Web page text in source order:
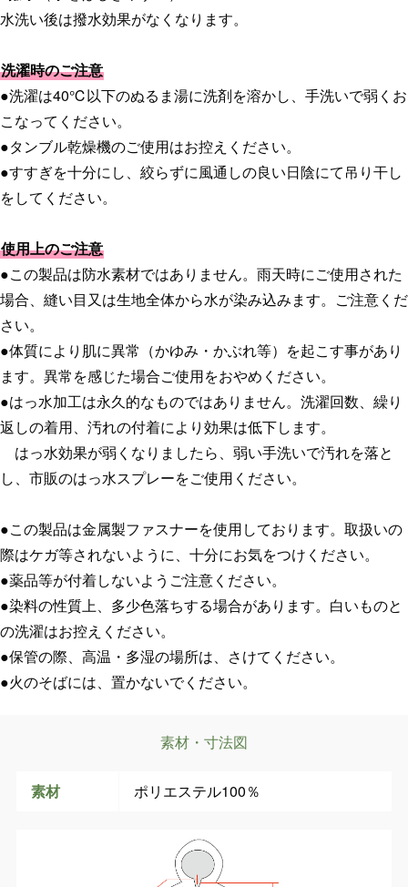
水洗い後は撥水効果がなくなります。
洗濯時のご注意
●洗濯は40℃以下のぬるま湯に洗剤を溶かし、手洗いで弱くお
こなってください。
●タンブル乾燥機のご使用はお控えください。
●すすぎを十分にし、絞らずに風通しの良い日陰にて吊り干し
をしてください。
使用上のご注意
●この製品は防水素材ではありません。雨天時にご使用された
場合、縫い目又は生地全体から水が染み込みます。ご注意くだ
さい。
●体質により肌に異常（かゆみ・かぶれ等）を起こす事があり
ます。異常を感じた場合ご使用をおやめください。
●はっ水加工は永久的なものではありません。洗濯回数、繰り
返しの着用、汚れの付着により効果は低下します。
はっ水効果が弱くなりましたら、弱い手洗いで汚れを落と
し、市販のはっ水スプレーをご使用ください。
●この製品は金属製ファスナーを使用しております。取扱いの
際はケガ等されないように、十分にお気をつけください。
●薬品等が付着しないようご注意ください。
●染料の性質上、多少色落ちする場合があります。白いものと
の洗濯はお控えください。
●保管の際、高温・多湿の場所は、さけてください。
●火のそばには、置かないでください。
素材・寸法図
素材 ポリエステル100％